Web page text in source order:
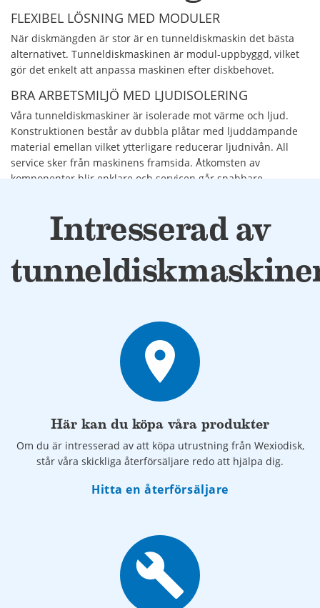
FLEXIBEL LÖSNING MED MODULER
När diskmängden är stor är en tunneldiskmaskin det bästa
alternativet. Tunneldiskmaskinen är modul-uppbyggd, vilket
gör det enkelt att anpassa maskinen efter diskbehovet.
BRA ARBETSMILJÖ MED LJUDISOLERING
Våra tunneldiskmaskiner är isolerade mot värme och ljud.
Konstruktionen består av dubbla plåtar med ljuddämpande
material emellan vilket ytterligare reducerar ljudnivån. All
service sker från maskinens framsida. Åtkomsten av
komponenter blir enklare och servicen går snabbare.
WD-TOUCH är en lättanvänd, digital display som vägleder dig
genom hela diskprocessen. Här ställer du in kontakttid
(disktid), får överblick över hela diskprocessen samt kan
enkelt byta språk. Navigeringen mellan olika menyer är enkel
och kan görasnär du bär skyddshandskar.
Maskinens luckor är avtagbara och lätta att rengöra
Reglage som tömmer alla tankar när man är klar för
Djupa och lättillgängliga silkorgar håller diskvattnet rent
Effektiv värmeåtervinning med ECO-FLOW
Anpassade tillbehör som exempelvis sorteringsbänkar,
kedjetransportörer och kurvor
Unik korgmatning där operatören kan styra kontakttid
såväl som kapacitet beroende på diskgodsets
Intresserad av
place
Här kan du köpa våra produkter
Om du är intresserad av att köpa utrustning från Wexiodisk,
står våra skickliga återförsäljare redo att hjälpa dig.
Hitta en återförsäljare
build